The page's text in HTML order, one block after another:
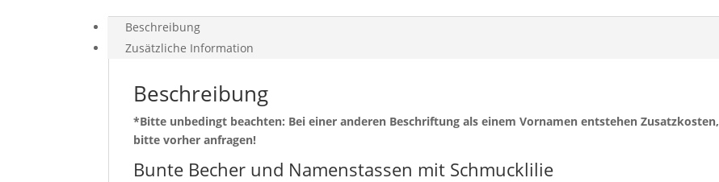
Beschreibung
Zusätzliche Information
Beschreibung
*Bitte unbedingt beachten: Bei einer anderen Beschriftung als einem Vornamen entstehen Zusatzkosten,
bitte vorher anfragen!
Bunte Becher und Namenstassen mit Schmucklilie